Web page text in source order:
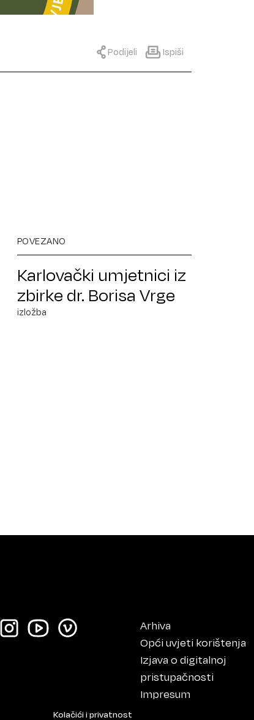
Podijeli Ispiši
POVEZANO
Karlovački umjetnici iz
zbirke dr. Borisa Vrge
izložba
Arhiva
Opći uvjeti korištenja
Izjava o digitalnoj
pristupačnosti
Impresum
Kolačići i privatnost